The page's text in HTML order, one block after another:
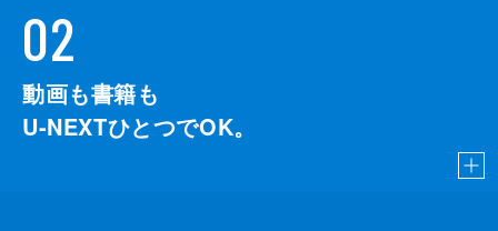
02
動画も書籍も
U-NEXTひとつでOK。